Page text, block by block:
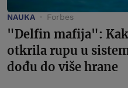
NAUKA Forbes
"Delfin mafija":
otkrila rupu u
dođu do više hrane